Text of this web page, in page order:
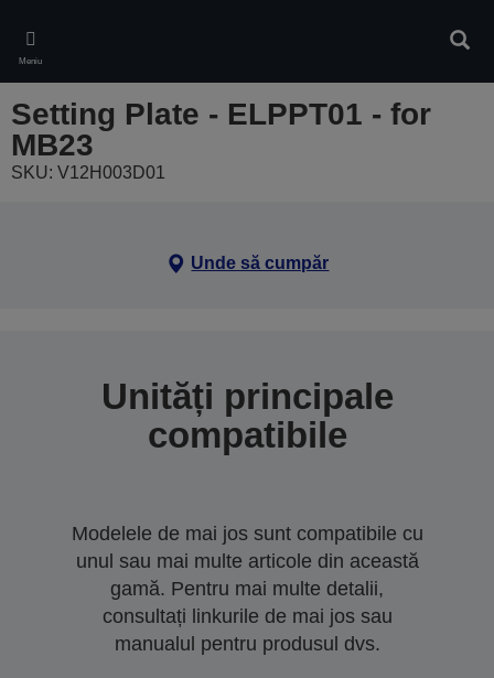
main
content
Meniu
Setting Plate - ELPPT01 - for
MB23
SKU: V12H003D01
Unde să cumpăr
Unități principale
compatibile
Modelele de mai jos sunt compatibile cu
unul sau mai multe articole din această
gamă. Pentru mai multe detalii,
consultați linkurile de mai jos sau
manualul pentru produsul dvs.